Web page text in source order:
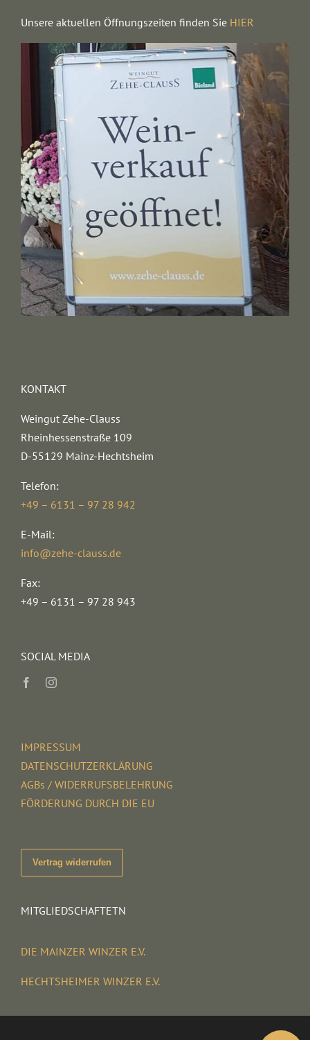
Unsere aktuellen Öffnungszeiten finden Sie HIER
KONTAKT
Weingut Zehe-Clauss
Rheinhessenstraße 109
D-55129 Mainz-Hechtsheim
Telefon:
+49 – 6131 – 97 28 942
E-Mail:
info@zehe-clauss.de
Fax:
+49 – 6131 – 97 28 943
SOCIAL MEDIA
IMPRESSUM
DATENSCHUTZERKLÄRUNG
AGBs / WIDERRUFSBELEHRUNG
FÖRDERUNG DURCH DIE EU
Vertrag widerrufen
MITGLIEDSCHAFTETN
DIE MAINZER WINZER E.V.
HECHTSHEIMER WINZER E.V.